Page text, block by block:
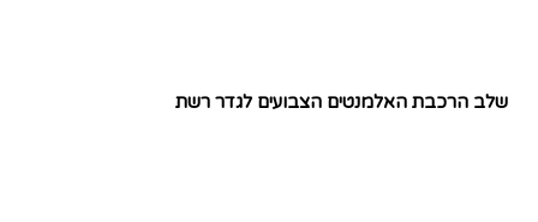
שלב הרכבת האלמנטים הצבועים לגדר רשת